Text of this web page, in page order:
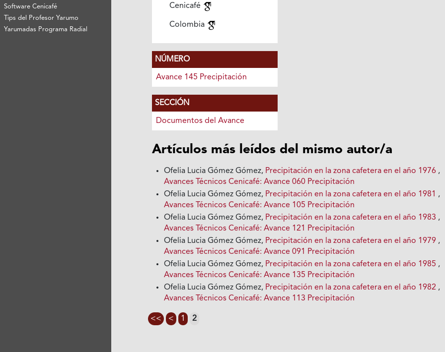
Software Cenicafé
Tips del Profesor Yarumo
Yarumadas Programa Radial
Cenicafé
Colombia
NÚMERO
Avance 145 Precipitación
SECCIÓN
Documentos del Avance
Artículos más leídos del mismo autor/a
Ofelia Lucia Gómez Gómez, Precipitación en la zona cafetera en el año 1976 ,
Avances Técnicos Cenicafé: Avance 060 Precipitación
Ofelia Lucia Gómez Gómez, Precipitación en la zona cafetera en el año 1981 ,
Avances Técnicos Cenicafé: Avance 105 Precipitación
Ofelia Lucia Gómez Gómez, Precipitación en la zona cafetera en el año 1983 ,
Avances Técnicos Cenicafé: Avance 121 Precipitación
Ofelia Lucia Gómez Gómez, Precipitación en la zona cafetera en el año 1979 ,
Avances Técnicos Cenicafé: Avance 091 Precipitación
Ofelia Lucia Gómez Gómez, Precipitación en la zona cafetera en el año 1985 ,
Avances Técnicos Cenicafé: Avance 135 Precipitación
Ofelia Lucia Gómez Gómez, Precipitación en la zona cafetera en el año 1982 ,
Avances Técnicos Cenicafé: Avance 113 Precipitación
<< < 1 2